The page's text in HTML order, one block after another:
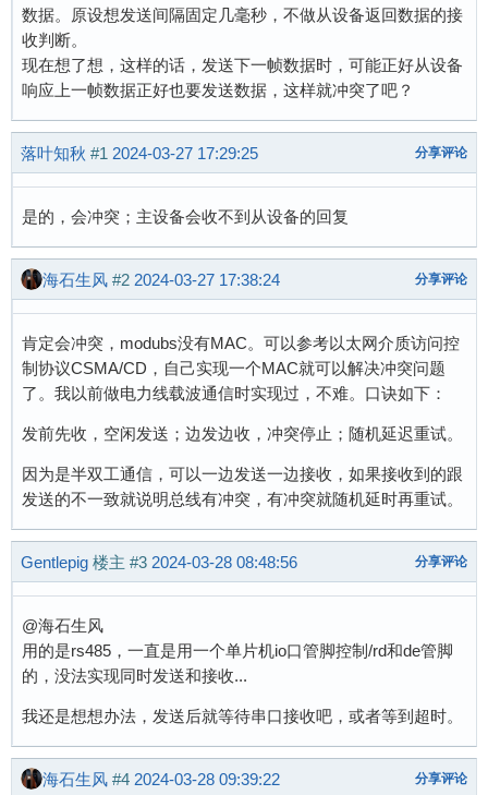
数据。原设想发送间隔固定几毫秒，不做从设备返回数据的接
收判断。
现在想了想，这样的话，发送下一帧数据时，可能正好从设备
响应上一帧数据正好也要发送数据，这样就冲突了吧？
落叶知秋 #1 2024-03-27 17:29:25 分享评论
是的，会冲突；主设备会收不到从设备的回复
海石生风 #2 2024-03-27 17:38:24 分享评论
肯定会冲突，modubs没有MAC。可以参考以太网介质访问控
制协议CSMA/CD，自己实现一个MAC就可以解决冲突问题
了。我以前做电力线载波通信时实现过，不难。口诀如下：
发前先收，空闲发送；边发边收，冲突停止；随机延迟重试。
因为是半双工通信，可以一边发送一边接收，如果接收到的跟
发送的不一致就说明总线有冲突，有冲突就随机延时再重试。
Gentlepig 楼主 #3 2024-03-28 08:48:56 分享评论
@海石生风
用的是rs485，一直是用一个单片机io口管脚控制/rd和de管脚
的，没法实现同时发送和接收...
我还是想想办法，发送后就等待串口接收吧，或者等到超时。
海石生风 #4 2024-03-28 09:39:22 分享评论